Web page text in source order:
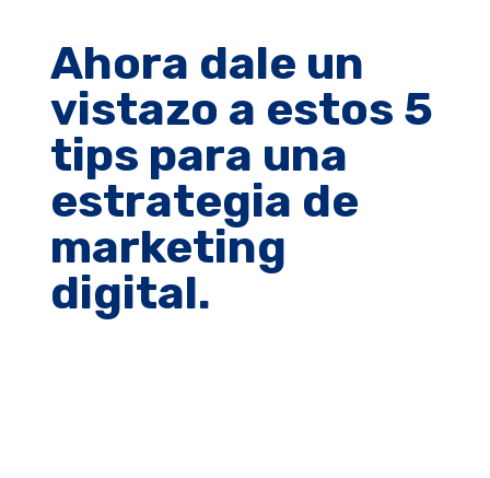
Ahora dale un
vistazo a estos 5
tips para una
estrategia de
marketing
digital.